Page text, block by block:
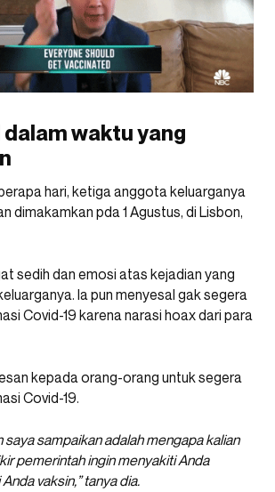
waktu yang
hari, ketiga anggota keluarganya
dimakamkan pda 1 Agustus, di Lisbon,
sedih dan emosi atas kejadian yang
Ia pun menyesal gak segera
Covid-19 karena narasi hoax dari para
kepada orang-orang untuk segera
Covid-19.
saya sampaikan adalah mengapa kalian
pemerintah ingin menyakiti Anda
vaksin,” tanya dia.